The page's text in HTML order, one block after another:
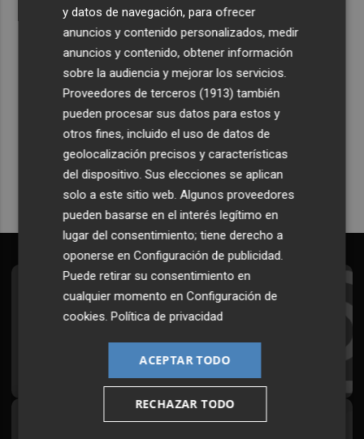
Recibe toda la actualidad de
Plaza Podcast en tu correo
Quiero suscribirme
Suscríbete al Boletín
Todos los días a primera hora en tu email
¡Quiero suscribirme!
y datos de navegación, para ofrecer
anuncios y contenido personalizados, medir
anuncios y contenido, obtener información
sobre la audiencia y mejorar los servicios.
Proveedores de terceros (1913) también
pueden procesar sus datos para estos y
otros fines, incluido el uso de datos de
geolocalización precisos y características
del dispositivo. Sus elecciones se aplican
solo a este sitio web. Algunos proveedores
pueden basarse en el interés legítimo en
lugar del consentimiento; tiene derecho a
oponerse enConfiguración de publicidad
Puede retirar su consentimiento en
cualquier momento enConfiguración de
cookies .Política de privacidad
ACEPTAR TODO
RECHAZAR TODO